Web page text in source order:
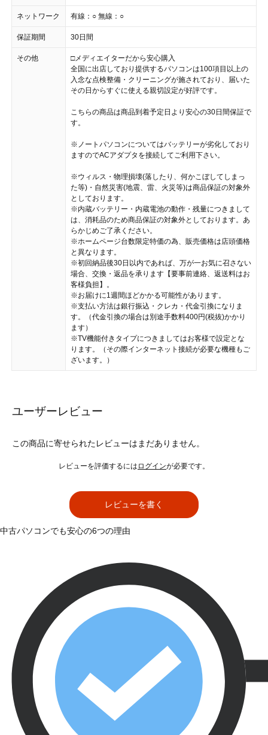
ネットワーク 有線：○ 無線：○
保証期間 30日間
その他
□メディエイターだから安心購入
全国に出店しており提供するパソコンは100項目以上の
入念な点検整備・クリーニングが施されており、届いた
その日からすぐに使える親切設定が好評です。
こちらの商品は商品到着予定日より安心の30日間保証で
す。
※ノートパソコンについてはバッテリーが劣化しており
ますのでACアダプタを接続してご利用下さい。
※ウィルス・物理損壊(落したり、何かこぼしてしまっ
た等)・自然災害(地震、雷、火災等)は商品保証の対象外
としております。
※内蔵バッテリー・内蔵電池の動作・残量につきまして
は、消耗品のため商品保証の対象外としております。あ
らかじめご了承ください。
※ホームページ台数限定特価の為、販売価格は店頭価格
と異なります。
※初回納品後30日以内であれば、万が一お気に召さない
場合、交換・返品を承ります【要事前連絡、返送料はお
客様負担】。
※お届けに1週間ほどかかる可能性があります。
※支払い方法は銀行振込・クレカ・代金引換になりま
す。（代金引換の場合は別途手数料400円(税抜)かかり
ます）
※TV機能付きタイプにつきましてはお客様で設定とな
ります。（その際インターネット接続が必要な機種もご
ざいます。）
ユーザーレビュー
この商品に寄せられたレビューはまだありません。
レビューを評価するには ログインが必要です。
レビューを書く
中古パソコンでも安心の6つの理由